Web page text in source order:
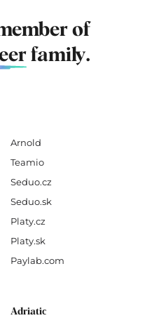
of
family.
Arnold
Teamio
Seduo.cz
Seduo.sk
Platy.cz
Platy.sk
Paylab.com
Adriatic